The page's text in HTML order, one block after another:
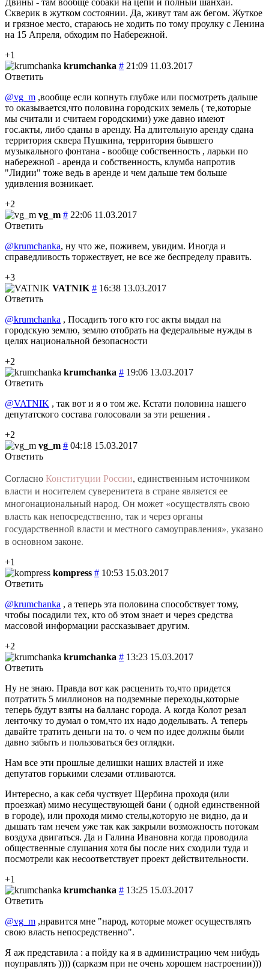
Скверик в жутком состоянии. Да, живут там аж бегом. Жуткое
и грязное место, стараюсь не ходить по тому проулку с Ленина
на 15 Апреля, обходим по Набережной.
+1
krumchanka # 21:09 11.03.2017
Ответить
@vg_m ,вообще если копнуть глубже или посмотреть дальше
то оказывается,что половина городских земель ( те,которые
мы считали и считаем городскими) уже давно имеют
гос.акты, либо сданы в аренду. На длительную аренду сдана
территория сквера Пушкина, территория бывшего
музыкального фонтана - вообще собственность , ларьки по
набережной - аренда и собственность, клумба напротив
"Лидии" тоже ведь в аренде и чем дальше тем больше
удивления возникает.
+2
vg_m # 22:06 11.03.2017
Ответить
@krumchanka, ну что же, поживем, увидим. Иногда и
справедливость торжествует, не все же беспределу править.
+3
VATNIK # 16:38 13.03.2017
Ответить
@krumchanka , Посадить того кто гос акты выдал на
городскую землю, землю отобрать на федеральные нужды в
целях национальной безопасности
+2
krumchanka # 19:06 13.03.2017
Ответить
@VATNIK , так вот и я о том же. Кстати половина нашего
депутатского состава голосовали за эти решения .
+2
vg_m # 04:18 15.03.2017
Ответить
СогласноКонституции России, единственным источником
власти и носителем суверенитета в стране является ее
многонациональный народ. Он может «осуществлять свою
власть как непосредственно, так и через органы
государственной власти и местного самоуправления», указано
в основном законе.
+1
kompress # 10:53 15.03.2017
Ответить
@krumchanka , а теперь эта половина способствует тому,
чтобы посадили тех, кто об этом знает и через средства
массовой информации рассказывает другим.
+2
krumchanka # 13:23 15.03.2017
Ответить
Ну не знаю. Правда вот как расценить то,что придется
потратить 5 миллионов на подземные переходы,которые
теперь будут взяты на балланс города. А когда Колот резал
ленточку то думал о том,что их надо доделывать. А теперь
давайте тратить деньги на то. о чем по идее должны были
давно забыть и пользоваться без оглядки.
Нам все эти прошлые делишки наших властей и иже
депутатов горькими слезами отливаются.
Интересно, а как себя чуствует Щербина проходя (или
проезжая) мимо несуществующей бани ( одной единственной
в городе), или проходя мимо стелы,которую не видно, да и
дышать там нечем уже так как закрыли возможность потокам
воздуха двигаться. Да и Галина Ивановна когда проводила
общественные слушания хотя бы после них сходили туда и
посмотрели как несоответствует проект действительности.
+1
krumchanka # 13:25 15.03.2017
Ответить
@vg_m ,нравится мне "народ, которые может осуществлять
свою власть непосредственно".
Я аж представила : а пойду ка я в администрацию чем нибудь
поуправлять )))) (сарказм при не очень хорошем настроении)))